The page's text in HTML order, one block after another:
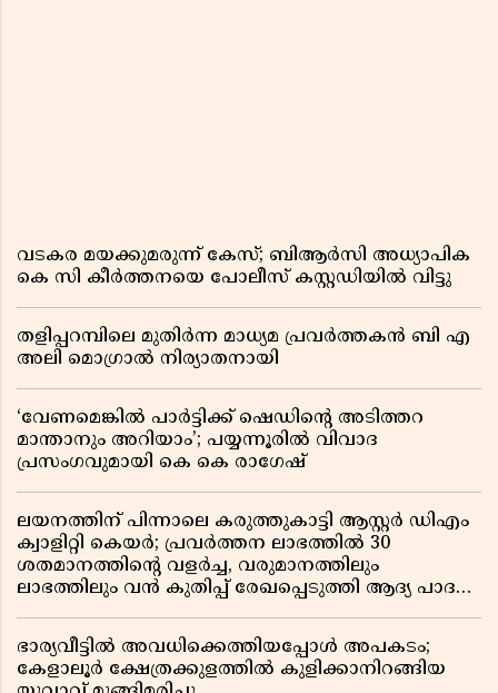
വടകര മയക്കുമരുന്ന് കേസ്; ബിആർസി അധ്യാപിക
കെ സി കീർത്തനയെ പോലീസ് കസ്റ്റഡിയിൽ വിട്ടു
തളിപ്പറമ്പിലെ മുതിർന്ന മാധ്യമ പ്രവർത്തകൻ ബി എ
അലി മൊഗ്രാൽ നിര്യാതനായി
‘വേണമെങ്കിൽ പാർട്ടിക്ക് ഷെഡിൻ്റെ അടിത്തറ
മാന്താനും അറിയാം’; പയ്യന്നൂരിൽ വിവാദ
പ്രസംഗവുമായി കെ കെ രാഗേഷ്
ലയനത്തിന് പിന്നാലെ കരുത്തുകാട്ടി ആസ്റ്റർ ഡിഎം
ക്വാളിറ്റി കെയർ; പ്രവർത്തന ലാഭത്തിൽ 30
ശതമാനത്തിൻ്റെ വളർച്ച, വരുമാനത്തിലും
ലാഭത്തിലും വൻ കുതിപ്പ് രേഖപ്പെടുത്തി ആദ്യ പാദ
ഭാര്യവീട്ടിൽ അവധിക്കെത്തിയപ്പോൾ അപകടം;
കേളാലൂർ ക്ഷേത്രക്കുളത്തിൽ കുളിക്കാനിറങ്ങിയ